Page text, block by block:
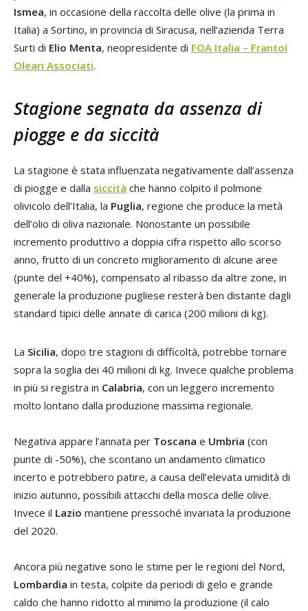
Ismea, in occasione della raccolta delle olive (la prima in
Italia) a Sortino, in provincia di Siracusa, nell’azienda Terra
Surti di Elio Menta, neopresidente di FOA Italia – Frantoi
Oleari Associati.
Stagione segnata da assenza di
piogge e da siccità
La stagione è stata influenzata negativamente dall’assenza
di piogge e dalla siccità che hanno colpito il polmone
olivicolo dell’Italia, la Puglia, regione che produce la metà
dell’olio di oliva nazionale. Nonostante un possibile
incremento produttivo a doppia cifra rispetto allo scorso
anno, frutto di un concreto miglioramento di alcune aree
(punte del +40%), compensato al ribasso da altre zone, in
generale la produzione pugliese resterà ben distante dagli
standard tipici delle annate di carica (200 milioni di kg).
La Sicilia, dopo tre stagioni di difficoltà, potrebbe tornare
sopra la soglia dei 40 milioni di kg. Invece qualche problema
in più si registra in Calabria, con un leggero incremento
molto lontano dalla produzione massima regionale.
Negativa appare l’annata per Toscana e Umbria (con
punte di -50%), che scontano un andamento climatico
incerto e potrebbero patire, a causa dell’elevata umidità di
inizio autunno, possibili attacchi della mosca delle olive.
Invece il Lazio mantiene pressoché invariata la produzione
del 2020.
Ancora più negative sono le stime per le regioni del Nord,
Lombardia in testa, colpite da periodi di gelo e grande
caldo che hanno ridotto al minimo la produzione (il calo